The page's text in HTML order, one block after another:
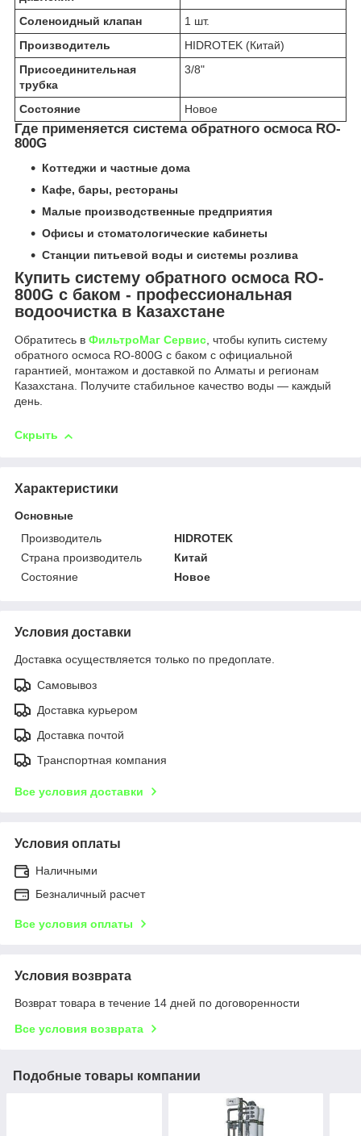
Соленоидный клапан
1 шт.
Производитель
HIDROTEK (Китай)
Присоединительная
трубка
3/8"
Состояние Новое
Где применяется система обратного осмоса RO-
800G
Коттеджи и частные дома
Кафе, бары, рестораны
Малые производственные предприятия
Офисы и стоматологические кабинеты
Станции питьевой воды и системы розлива
Купить систему обратного осмоса RO-
800G с баком - профессиональная
водоочистка в Казахстане
Обратитесь в ФильтроМаг Сервис, чтобы купить систему
обратного осмоса RO-800G с баком с официальной
гарантией, монтажом и доставкой по Алматы и регионам
Казахстана. Получите стабильное качество воды — каждый
день.
Скрыть
Характеристики
Основные
Производитель
HIDROTEK
Страна производитель
Китай
Состояние
Новое
Условия доставки
Доставка осуществляется только по предоплате.
Самовывоз
Доставка курьером
Доставка почтой
Транспортная компания
Все условия доставки
Условия оплаты
Наличными
Безналичный расчет
Все условия оплаты
Условия возврата
Возврат товара в течение 14 дней по договоренности
Все условия возврата
Подобные товары компании